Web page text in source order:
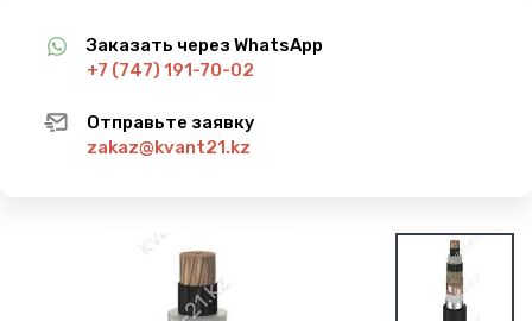
Заказать через WhatsApp
+7 (747) 191-70-02
Отправьте заявку
zakaz@kvant21.kz